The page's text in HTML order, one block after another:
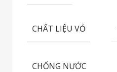
CHẤT LIỆU VỎ
CHỐNG NƯỚC